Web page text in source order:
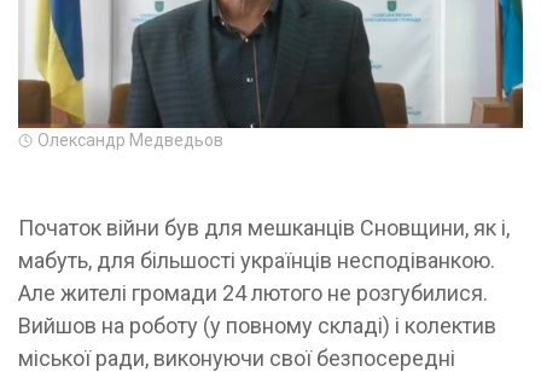
Олександр Медведьов
Початок війни був для мешканців Сновщини, як і,
мабуть, для більшості українців несподіванкою.
Але жителі громади 24 лютого не розгубилися.
Вийшов на роботу (у повному складі) і колектив
міської ради, виконуючи свої безпосередні